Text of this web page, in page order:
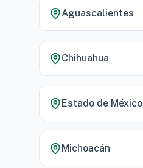
Aguascalientes
Chihuahua
Estado de México
Michoacán